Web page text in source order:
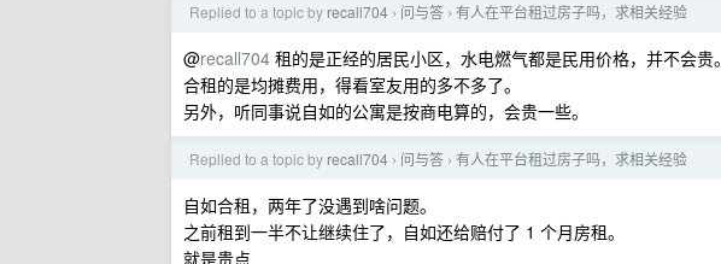
Replied to a topic by recall704 › 问与答 › 有人在平台租过房子吗，求相关经验
@recall704 租的是正经的居民小区，水电燃气都是民用价格，并不会贵。
合租的是均摊费用，得看室友用的多不多了。
另外，听同事说自如的公寓是按商电算的，会贵一些。
Replied to a topic by recall704 › 问与答 › 有人在平台租过房子吗，求相关经验
自如合租，两年了没遇到啥问题。
之前租到一半不让继续住了，自如还给赔付了 1 个月房租。
就是贵点